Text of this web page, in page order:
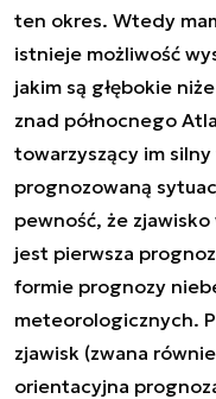
ten okres. Wtedy
istnieje możliwość
jakim są głębokie
znad północnego
towarzyszący im
prognozowaną
pewność, że
jest pierwsza
formie prognozy
meteorologicznych.
zjawisk (zwana
orientacyjna